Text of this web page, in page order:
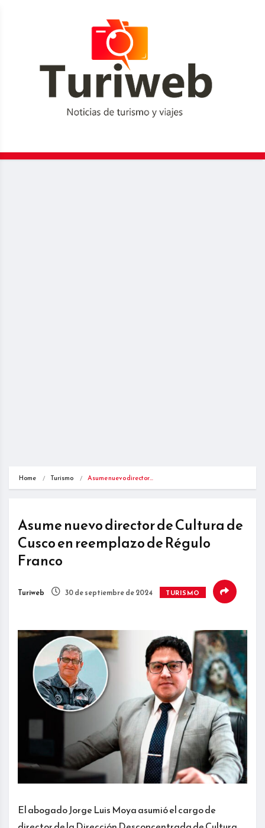
Home Turismo Asume nuevo director…
Asume nuevo director de Cultura de
Cusco en reemplazo de Régulo
Franco
Turiweb 30 de septiembre de 2024 TURISMO
El abogado Jorge Luis Moya asumió el cargo de